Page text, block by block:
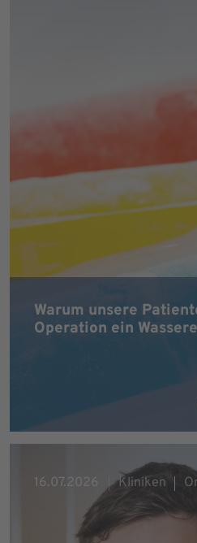
Warum unsere
Operation ein
16.07.2026 Kliniken